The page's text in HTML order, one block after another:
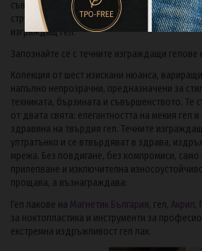
съвършенство. Благодарение на
структура, те съчетават силата на твърд гел
изграждащ гел.
Запознайте се с течните изграждащи гелове
Колекция от шест изискани нюанса,
напълно непрозрачни, предназначени за
техниката, бързината и съвършенството. Те
от двата свята: елегантността на мекия гел
здравина на твърдия гел. Течните
ултратънко и се втвърдяват в здрава,
мрежа. Без повдигане, без компромиси,
прилепване и изключителна
прощава, а възнаграждава:
Гел лакове на Магнетик България, гел, Акрил,
за ноктопластика и инструменти за
екстремна издръжливост гел лак.